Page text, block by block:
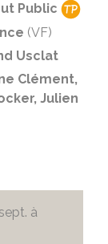
Public
(VF)
Usclat
Clément,
Julien
à